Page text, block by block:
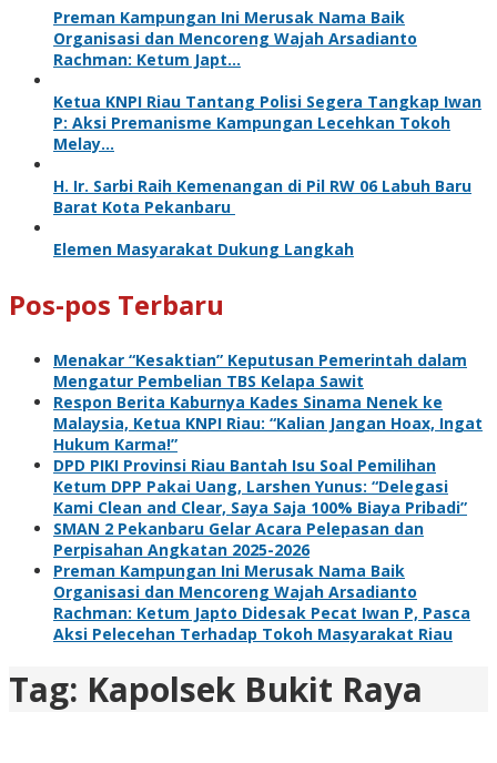
Preman Kampungan Ini Merusak Nama Baik
Organisasi dan Mencoreng Wajah Arsadianto
Rachman: Ketum Japt…
Ketua KNPI Riau Tantang Polisi Segera Tangkap Iwan
P: Aksi Premanisme Kampungan Lecehkan Tokoh
Melay…
H. Ir. Sarbi Raih Kemenangan di Pil RW 06 Labuh Baru
Barat Kota Pekanbaru
Elemen Masyarakat Dukung Langkah
Pos-pos Terbaru
Menakar “Kesaktian” Keputusan Pemerintah dalam
Mengatur Pembelian TBS Kelapa Sawit
Respon Berita Kaburnya Kades Sinama Nenek ke
Malaysia, Ketua KNPI Riau: “Kalian Jangan Hoax, Ingat
Hukum Karma!”
DPD PIKI Provinsi Riau Bantah Isu Soal Pemilihan
Ketum DPP Pakai Uang, Larshen Yunus: “Delegasi
Kami Clean and Clear, Saya Saja 100% Biaya Pribadi”
SMAN 2 Pekanbaru Gelar Acara Pelepasan dan
Perpisahan Angkatan 2025-2026
Preman Kampungan Ini Merusak Nama Baik
Organisasi dan Mencoreng Wajah Arsadianto
Rachman: Ketum Japto Didesak Pecat Iwan P, Pasca
Aksi Pelecehan Terhadap Tokoh Masyarakat Riau
Tag: Kapolsek Bukit Raya